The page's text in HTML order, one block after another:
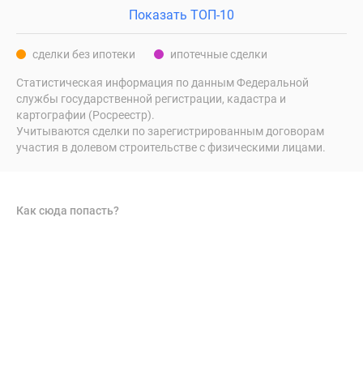
Показать ТОП-10
сделки без ипотеки ипотечные сделки
Статистическая информация по данным Федеральной
службы государственной регистрации, кадастра и
картографии (Росреестр).
Учитываются сделки по зарегистрированным договорам
участия в долевом строительстве с физическими лицами.
Как сюда попасть?